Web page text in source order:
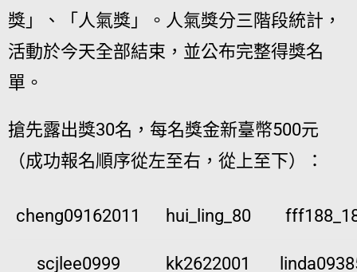
獎」、「人氣獎」。人氣獎分三階段統計，
活動於今天全部結束，並公布完整得獎名
單。
搶先露出獎30名，每名獎金新臺幣500元
（成功報名順序從左至右，從上至下）：
cheng09162011 hui_ling_80
scjlee0999 kk2622001